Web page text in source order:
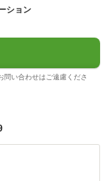
ション
い合わせはご遠慮くださ